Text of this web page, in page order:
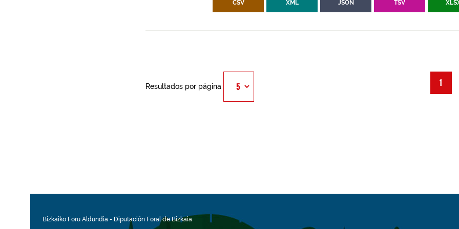
CSV XML JSON TSV
1
Resultados por página
Bizkaiko Foru Aldundia - Diputación Foral de Bizkaia